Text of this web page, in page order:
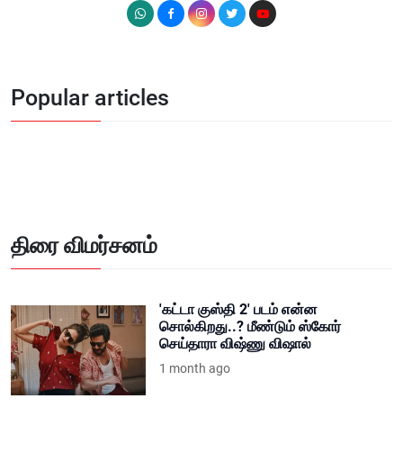
Popular articles
திரை விமர்சனம்
'கட்டா குஸ்தி 2' படம் என்ன
சொல்கிறது..? மீண்டும் ஸ்கோர்
செய்தாரா விஷ்ணு விஷால்
1 month ago